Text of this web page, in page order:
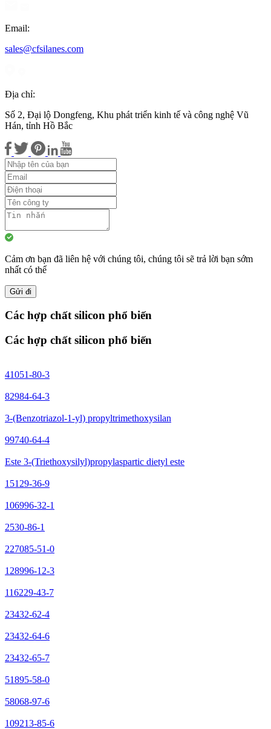
Email:
sales@cfsilanes.com
Địa chỉ:
Số 2, Đại lộ Dongfeng, Khu phát triển kinh tế và công nghệ Vũ
Hán, tỉnh Hồ Bắc
Cảm ơn bạn đã liên hệ với chúng tôi, chúng tôi sẽ trả lời bạn sớm
nhất có thể
Gửi đi
Các hợp chất silicon phổ biến
Các hợp chất silicon phổ biến
41051-80-3
82984-64-3
3-(Benzotriazol-1-yl) propyltrimethoxysilan
99740-64-4
Este 3-(Triethoxysilyl)propylaspartic dietyl este
15129-36-9
106996-32-1
2530-86-1
227085-51-0
128996-12-3
116229-43-7
23432-62-4
23432-64-6
23432-65-7
51895-58-0
58068-97-6
109213-85-6